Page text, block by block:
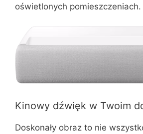
oświetlonych pomieszczeniach.
Kinowy dźwięk w Twoim
Doskonały obraz to nie